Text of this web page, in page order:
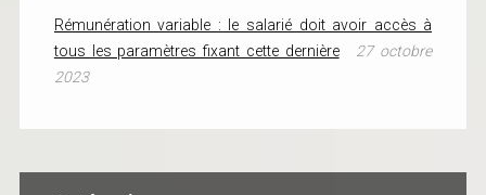
Rémunération variable : le salarié doit avoir accès à
tous les paramètres fixant cette dernière
27 octobre
2023